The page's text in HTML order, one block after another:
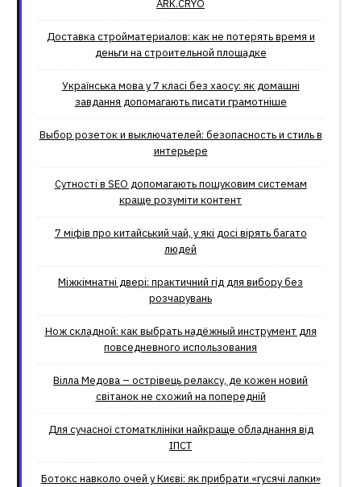
ARK.CRYO
Доставка стройматериалов: как не потерять время и
деньги на строительной площадке
Українська мова у 7 класі без хаосу: як домашні
завдання допомагають писати грамотніше
Выбор розеток и выключателей: безопасность и стиль в
интерьере
Сутності в SEO допомагають пошуковим системам
краще розуміти контент
7 міфів про китайський чай, у які досі вірять багато
людей
Міжкімнатні двері: практичний гід для вибору без
розчарувань
Нож складной: как выбрать надёжный инструмент для
повседневного использования
Вілла Медова – острівець релаксу, де кожен новий
світанок не схожий на попередній
Для сучасної стоматклініки найкраще обладнання від
ІПСТ
Ботокс навколо очей у Києві: як прибрати «гусячі лапки»